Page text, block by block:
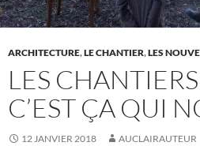
ARCHITECTURE,LE CHANTIER,LES
LES CHANTIERS
C’EST ÇA QUI
12 JANVIER 2018 AUCLAIRAUTEUR